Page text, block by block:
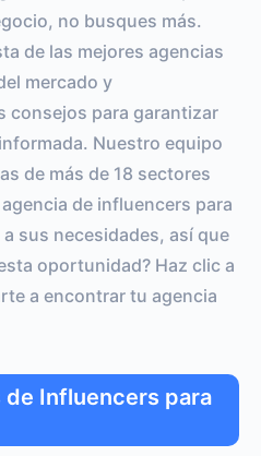
no busques más.
de las mejores agencias
mercado y
consejos para garantizar
Nuestro equipo
de más de 18 sectores
de influencers para
sus necesidades, así que
oportunidad? Haz clic a
a encontrar tu agencia
Influencers para